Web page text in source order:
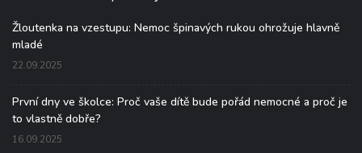
Žloutenka na vzestupu: Nemoc špinavých rukou ohrožuje hlavně
mladé
22.09.2025
První dny ve školce: Proč vaše dítě bude pořád nemocné a proč je
to vlastně dobře?
16.09.2025